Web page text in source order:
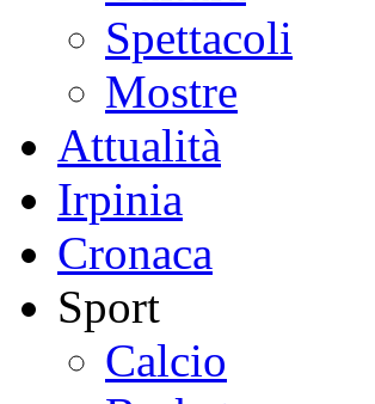
Spettacoli
Mostre
Attualità
Irpinia
Cronaca
Sport
Calcio